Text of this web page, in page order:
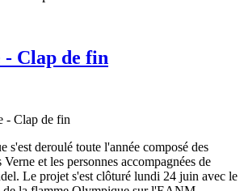
- Clap de fin
s'est deroulé toute l'année composé des
et les personnes accompagnées de
Le projet s'est clôturé lundi 24 juin avec le